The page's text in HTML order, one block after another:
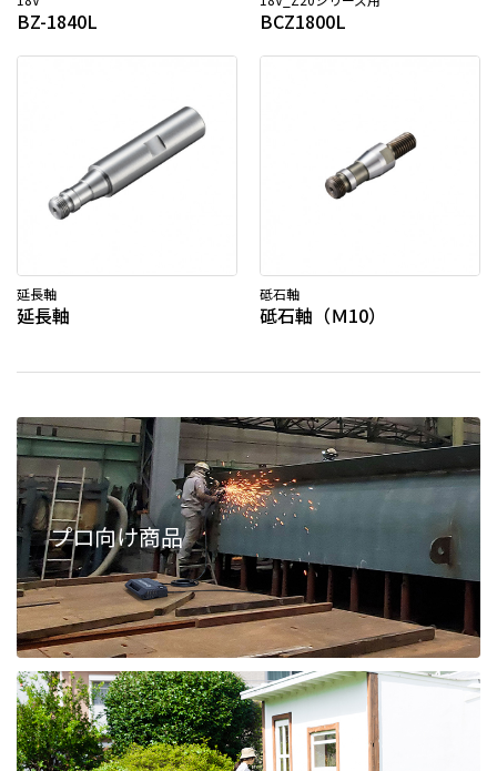
BZ-1840L BCZ1800L
延長軸
延長軸
砥石軸
砥石軸（Ｍ10）
プロ向け商品